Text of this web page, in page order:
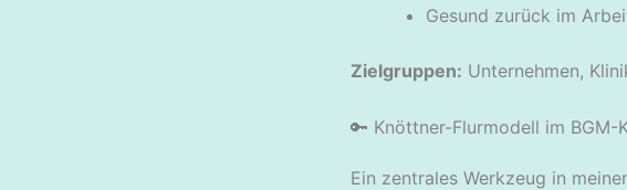
Gesund zurück im
Zielgruppen: Unternehmen,
🔑 Knöttner-Flurmodell im BGM-
Ein zentrales Werkzeug in